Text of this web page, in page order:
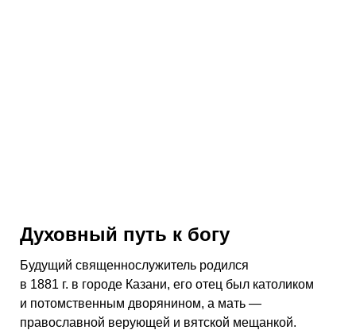
Духовный путь к богу
Будущий священнослужитель родился
в 1881 г. в городе Казани, его отец был католиком
и потомственным дворянином, а мать —
православной верующей и вятской мещанкой.